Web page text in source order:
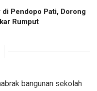
Pendopo Pati, Dorong
Rumput
bangunan sekolah